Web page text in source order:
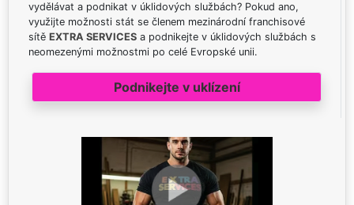
vydělávat a podnikat v úklidových službách? Pokud ano,
využijte možnosti stát se členem mezinárodní franchisové
sítě EXTRA SERVICES a podnikejte v úklidových službách s
neomezenými možnostmi po celé Evropské unii.
Podnikejte v uklízení